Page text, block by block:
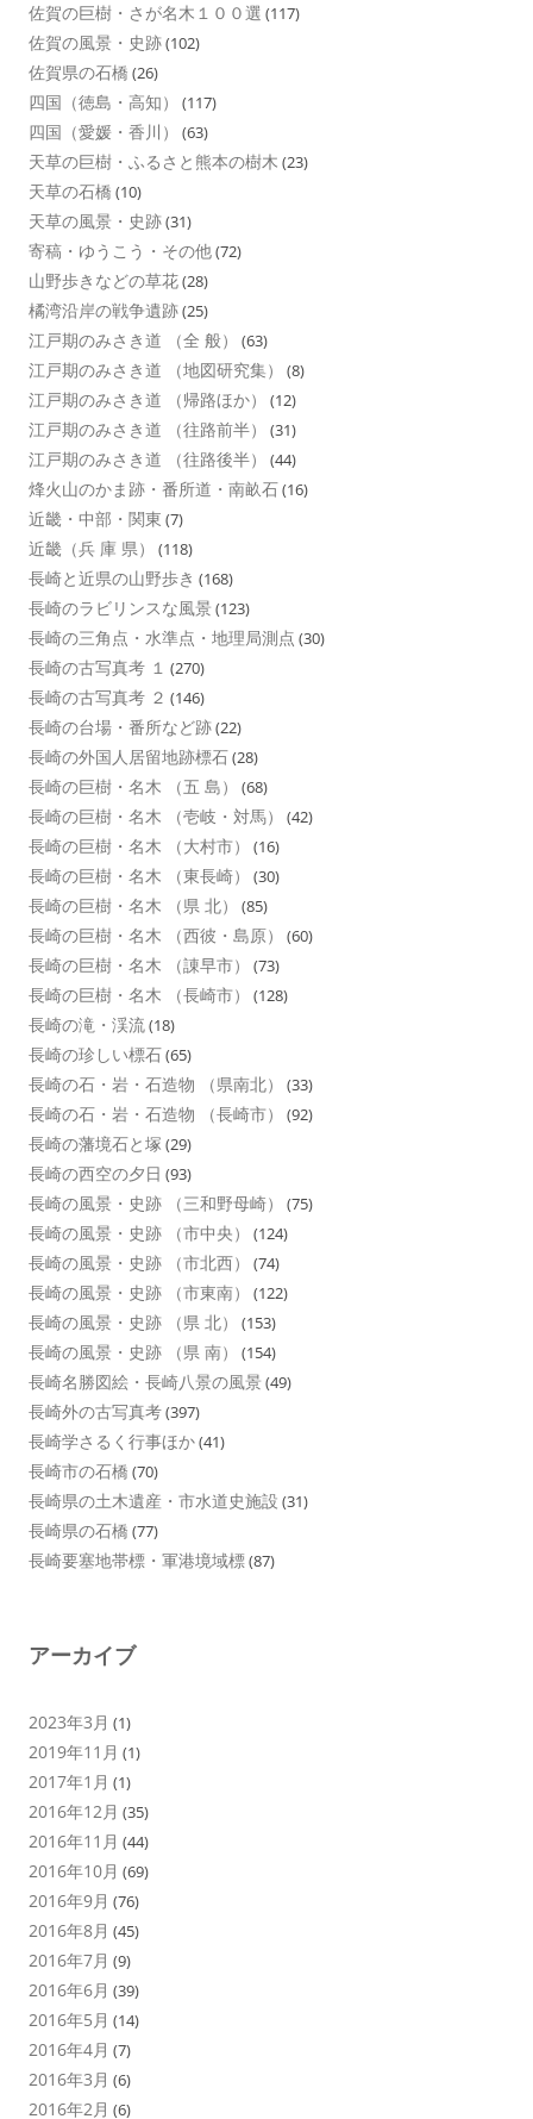
佐賀の巨樹・さが名木１００選 (117)
佐賀の風景・史跡(102)
佐賀県の石橋 (26)
四国（徳島・高知） (117)
四国（愛媛・香川） (63)
天草の巨樹・ふるさと熊本の樹木 (23)
天草の石橋 (10)
天草の風景・史跡(31)
寄稿・ゆうこう・その他(72)
山野歩きなどの草花(28)
橘湾沿岸の戦争遺跡(25)
江戸期のみさき道 （全 般） (63)
江戸期のみさき道 （地図研究集） (8)
江戸期のみさき道 （帰路ほか） (12)
江戸期のみさき道 （往路前半） (31)
江戸期のみさき道 （往路後半） (44)
烽火山のかま跡・番所道・南畝石(16)
近畿・中部・関東 (7)
近畿（兵 庫 県） (118)
長崎と近県の山野歩き (168)
長崎のラビリンスな風景 (123)
長崎の三角点・水準点・地理局測点 (30)
長崎の古写真考 １ (270)
長崎の古写真考 ２ (146)
長崎の台場・番所など跡(22)
長崎の外国人居留地跡標石(28)
長崎の巨樹・名木 （五 島） (68)
長崎の巨樹・名木 （壱岐・対馬） (42)
長崎の巨樹・名木 （大村市） (16)
長崎の巨樹・名木 （東長崎） (30)
長崎の巨樹・名木 （県 北） (85)
長崎の巨樹・名木 （西彼・島原） (60)
長崎の巨樹・名木 （諌早市） (73)
長崎の巨樹・名木 （長崎市） (128)
長崎の滝・渓流(18)
長崎の珍しい標石(65)
長崎の石・岩・石造物 （県南北） (33)
長崎の石・岩・石造物 （長崎市） (92)
長崎の藩境石と塚 (29)
長崎の西空の夕日 (93)
長崎の風景・史跡 （三和野母崎） (75)
長崎の風景・史跡 （市中央） (124)
長崎の風景・史跡 （市北西） (74)
長崎の風景・史跡 （市東南） (122)
長崎の風景・史跡 （県 北） (153)
長崎の風景・史跡 （県 南） (154)
長崎名勝図絵・長崎八景の風景 (49)
長崎外の古写真考(397)
長崎学さるく行事ほか(41)
長崎市の石橋 (70)
長崎県の土木遺産・市水道史施設 (31)
長崎県の石橋 (77)
長崎要塞地帯標・軍港境域標(87)
アーカイブ
2023年3月 (1)
2019年11月 (1)
2017年1月 (1)
2016年12月 (35)
2016年11月 (44)
2016年10月 (69)
2016年9月 (76)
2016年8月 (45)
2016年7月 (9)
2016年6月 (39)
2016年5月 (14)
2016年4月 (7)
2016年3月 (6)
2016年2月 (6)